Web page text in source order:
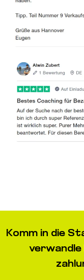
Komm in die